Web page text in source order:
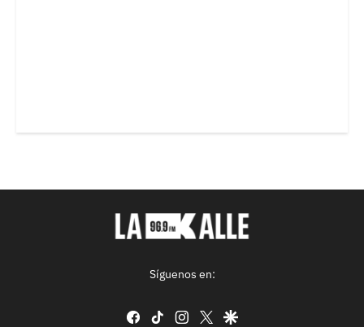
Síguenos en:
facebook
tiktok instagram
twittergoogle